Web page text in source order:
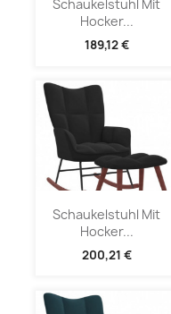
Schaukelstuhl Mit
Hocker...
189,12 €
Schaukelstuhl Mit
Hocker...
200,21 €